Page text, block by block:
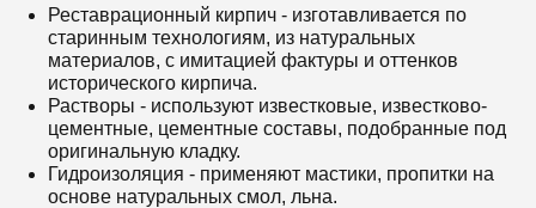
Реставрационный кирпич - изготавливается по
старинным технологиям, из натуральных
материалов, с имитацией фактуры и оттенков
исторического кирпича.
Растворы - используют известковые, известково-
цементные, цементные составы, подобранные под
оригинальную кладку.
Гидроизоляция - применяют мастики, пропитки на
основе натуральных смол, льна.